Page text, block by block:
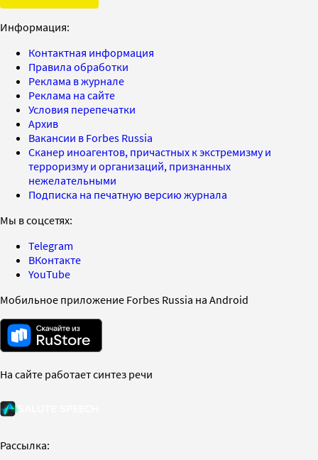
Информация:
Контактная информация
Правила обработки
Реклама в журнале
Реклама на сайте
Условия перепечатки
Архив
Вакансии в Forbes Russia
Сканер иноагентов, причастных к экстремизму и
терроризму и организаций, признанных
нежелательными
Подписка на печатную версию журнала
Мы в соцсетях:
Telegram
ВКонтакте
YouTube
Мобильное приложение Forbes Russia на Android
На сайте работает синтез речи
Рассылка: